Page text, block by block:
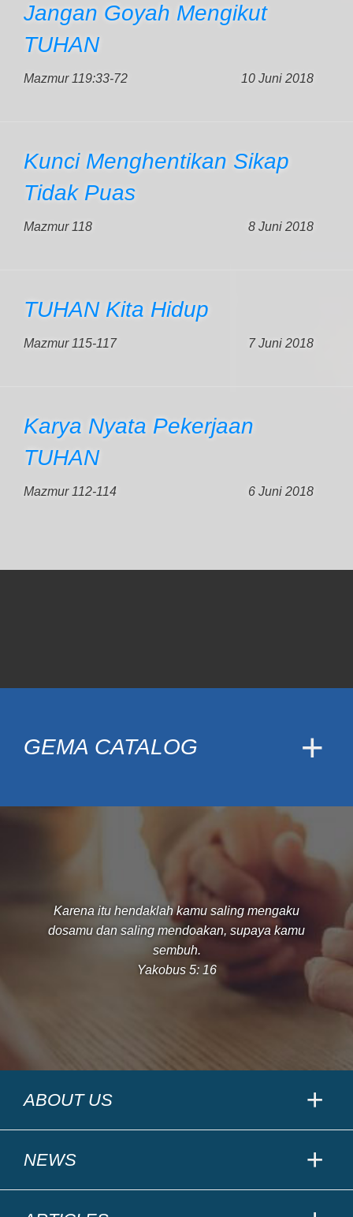
Jangan Goyah Mengikut
TUHAN
Mazmur 119:33-72 10 Juni 2018
Kunci Menghentikan Sikap
Tidak Puas
Mazmur 118 8 Juni 2018
TUHAN Kita Hidup
Mazmur 115-117 7 Juni 2018
Karya Nyata Pekerjaan
TUHAN
Mazmur 112-114 6 Juni 2018
GEMA CATALOG
Karena itu hendaklah kamu saling mengaku
dosamu dan saling mendoakan, supaya kamu
sembuh.
Yakobus 5: 16
ABOUT US
NEWS